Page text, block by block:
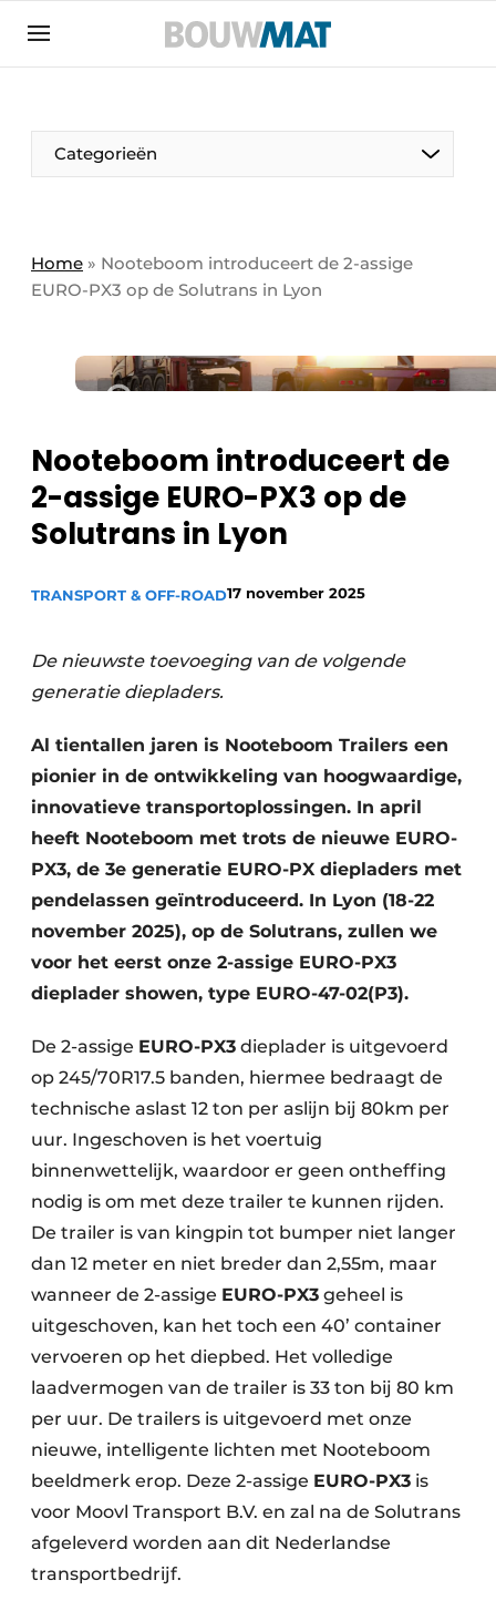
Aanmelden
Bedrijven
Bedrijven
Contact
Evenement aanmelden
Meest gelezen
Podcasts
Privacy / Cookie statement
Vacature aanmelden
Categorieën
Home » Nooteboom introduceert de 2-assige
EURO-PX3 op de Solutrans in Lyon
Nooteboom introduceert de
2-assige EURO-PX3 op de
Solutrans in Lyon
TRANSPORT & OFF-ROAD17 november 2025
De nieuwste toevoeging van de volgende
generatie diepladers.
Al tientallen jaren is Nooteboom Trailers een
pionier in de ontwikkeling van hoogwaardige,
innovatieve transportoplossingen. In april
heeft Nooteboom met trots de nieuwe EURO-
PX3, de 3e generatie EURO-PX diepladers met
pendelassen geïntroduceerd. In Lyon (18-22
november 2025), op de Solutrans, zullen we
voor het eerst onze 2-assige EURO-PX3
dieplader showen, type EURO-47-02(P3).
De 2-assige EURO-PX3 dieplader is uitgevoerd
op 245/70R17.5 banden, hiermee bedraagt de
technische aslast 12 ton per aslijn bij 80km per
uur. Ingeschoven is het voertuig
binnenwettelijk, waardoor er geen ontheffing
nodig is om met deze trailer te kunnen rijden.
De trailer is van kingpin tot bumper niet langer
dan 12 meter en niet breder dan 2,55m, maar
wanneer de 2-assige EURO-PX3 geheel is
uitgeschoven, kan het toch een 40’ container
vervoeren op het diepbed. Het volledige
laadvermogen van de trailer is 33 ton bij 80 km
per uur. De trailers is uitgevoerd met onze
nieuwe, intelligente lichten met Nooteboom
beeldmerk erop. Deze 2-assige EURO-PX3 is
voor Moovl Transport B.V. en zal na de Solutrans
afgeleverd worden aan dit Nederlandse
transportbedrijf.